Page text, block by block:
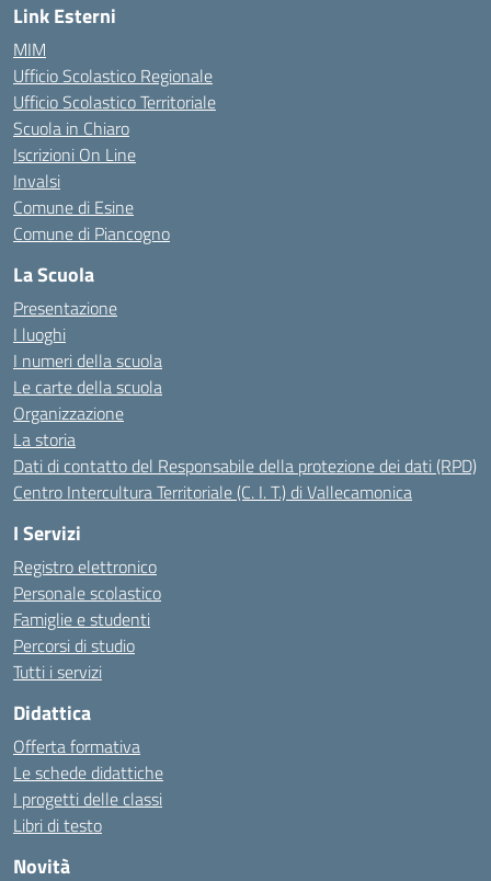
Link Esterni
MIM
Ufficio Scolastico Regionale
Ufficio Scolastico Territoriale
Scuola in Chiaro
Iscrizioni On Line
Invalsi
Comune di Esine
Comune di Piancogno
La Scuola
Presentazione
I luoghi
I numeri della scuola
Le carte della scuola
Organizzazione
La storia
Dati di contatto del Responsabile della protezione dei dati (RPD)
Centro Intercultura Territoriale (C. I. T.) di Vallecamonica
I Servizi
Registro elettronico
Personale scolastico
Famiglie e studenti
Percorsi di studio
Tutti i servizi
Didattica
Offerta formativa
Le schede didattiche
I progetti delle classi
Libri di testo
Novità